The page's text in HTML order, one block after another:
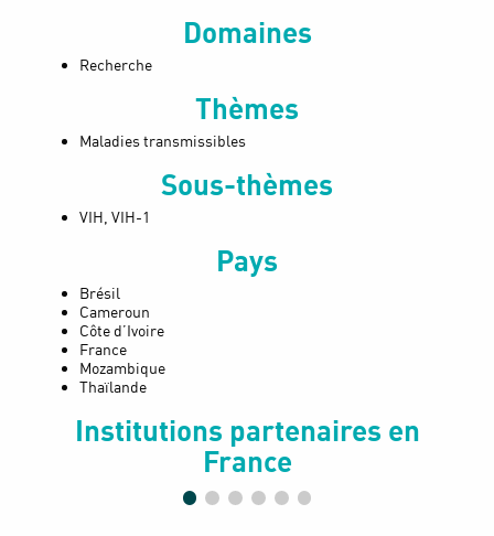
Domaines
Recherche
Thèmes
Maladies transmissibles
Sous-thèmes
VIH, VIH-1
Pays
Brésil
Cameroun
Côte d’Ivoire
France
Mozambique
Thaïlande
Institutions partenaires en
France